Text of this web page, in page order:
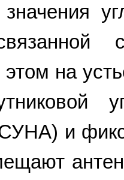
на
и